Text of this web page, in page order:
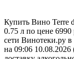
Купить Вино Terre
0.75 л по цене
сети Винотеки.ру
на 09:06